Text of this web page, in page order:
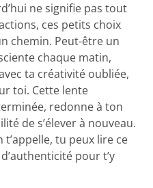
ne signifie pas tout
ces petits choix
chemin. Peut-être un
chaque matin,
ta créativité oubliée,
toi. Cette lente
redonne à ton
de s’élever à nouveau.
t’appelle, tu peux lire ce
pour t’y